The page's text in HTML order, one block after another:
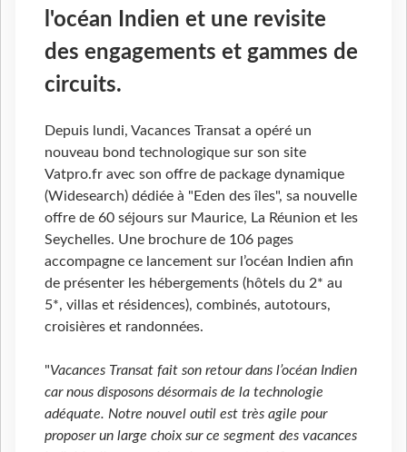
l'océan Indien et une revisite
des engagements et gammes de
circuits.
Depuis lundi, Vacances Transat a opéré un
nouveau bond technologique sur son site
Vatpro.fr avec son offre de package dynamique
(Widesearch) dédiée à "Eden des îles", sa nouvelle
offre de 60 séjours sur Maurice, La Réunion et les
Seychelles. Une brochure de 106 pages
accompagne ce lancement sur l’océan Indien afin
de présenter les hébergements (hôtels du 2* au
5*, villas et résidences), combinés, autotours,
croisières et randonnées.
"Vacances Transat fait son retour dans l’océan Indien
car nous disposons désormais de la technologie
adéquate. Notre nouvel outil est très agile pour
proposer un large choix sur ce segment des vacances